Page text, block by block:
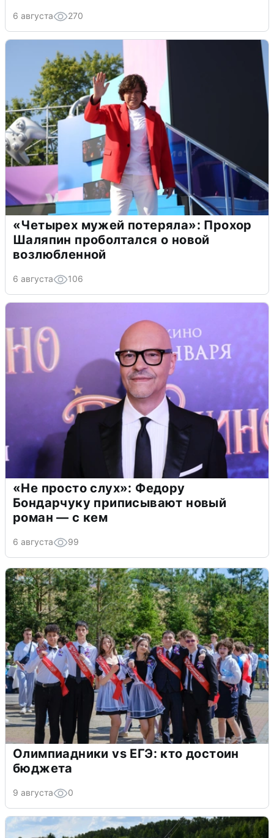
6 августа 270
«Четырех мужей потеряла»: Прохор
Шаляпин проболтался о новой
возлюбленной
6 августа 106
«Не просто слух»: Федору
Бондарчуку приписывают новый
роман — с кем
6 августа 99
Олимпиадники vs ЕГЭ: кто достоин
бюджета
9 августа 0